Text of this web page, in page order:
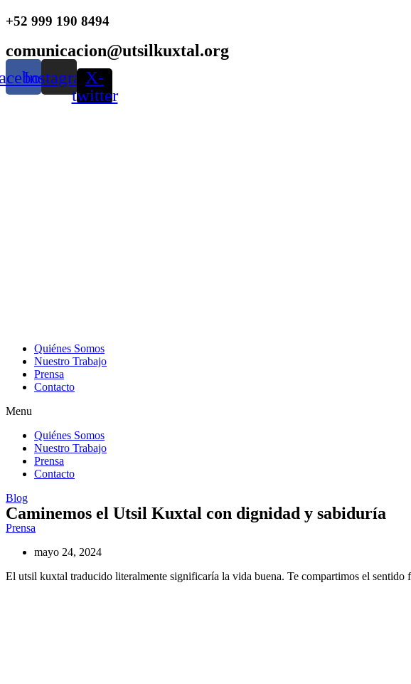
Ir
+52 999 190 8494
comunicacion@utsilkuxtal.org
InstagramX-
twitter
Quiénes Somos
Nuestro Trabajo
Prensa
Contacto
Menu
Quiénes Somos
Nuestro Trabajo
Prensa
Contacto
Blog
Caminemos el Utsil Kuxtal con dignidad y sabiduría
Prensa
mayo 24, 2024
El utsil kuxtal traducido literalmente significaría la vida buena. Te compartimos el sentido